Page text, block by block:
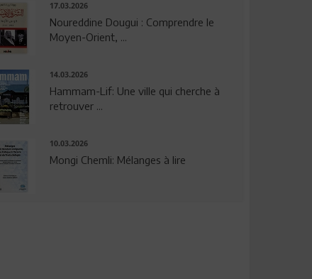
17.03.2026
Noureddine Dougui : Comprendre le
Moyen-Orient, ...
14.03.2026
Hammam-Lif: Une ville qui cherche à
retrouver ...
10.03.2026
Mongi Chemli: Mélanges à lire